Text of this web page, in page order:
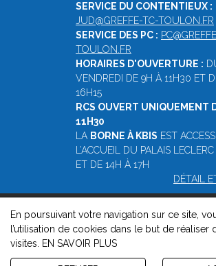
SERVICE DU CONTENTIEUX :
JUD@GREFFE-TC-TOULON.FR
SERVICE DES PC :
TOULON.FR
HORAIRES D'OUVERTURE :
VENDREDI DE 9H À 11H30 ET
16H15
RCS OUVERT UNIQUEMENT
11H30
LA BORNE À KBIS EST
L’ACCUEIL DU PALAIS
ET DE 14H À 17H
DÉTAIL
© 2026, Greffe du Tribunal de Commerce
légales-Contact -Gestion des cookies
confidentialité et de cookies
En poursuivant votre navigation sur ce site,
l’utilisation de cookies dans le but de réaliser
visites.
EN SAVOIR PLUS